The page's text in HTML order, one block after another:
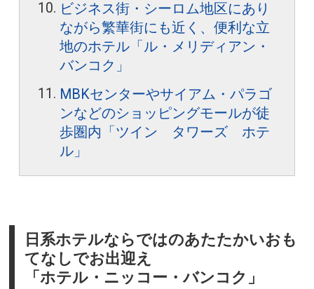
ビジネス街・シーロム地区にあり
ながら繁華街にも近く、便利な立
地のホテル「ル・メリディアン・
バンコク」
MBKセンターやサイアム・パラゴ
ンなどのショッピングモールが徒
歩圏内「ツイン タワーズ ホテ
ル」
日系ホテルならではのあたたかいおも
てなしでお出迎え
「ホテル・ニッコー・バンコク」